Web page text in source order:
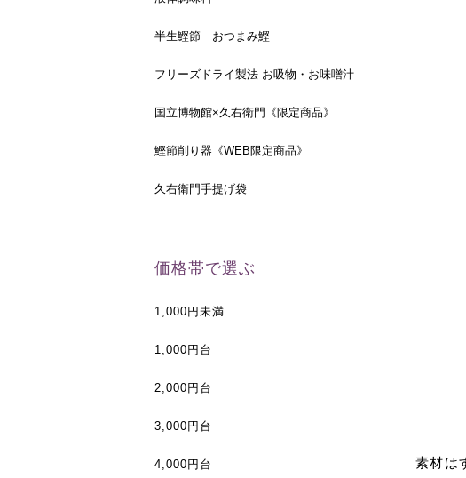
半生鰹節 おつまみ鰹
フリーズドライ製法 お吸物・お味噌汁
国立博物館×久右衛門《限定商品》
鰹節削り器《WEB限定商品》
久右衛門手提げ袋
価格帯で選ぶ
1,000円未満
1,000円台
2,000円台
3,000円台
4,000円台
素材は